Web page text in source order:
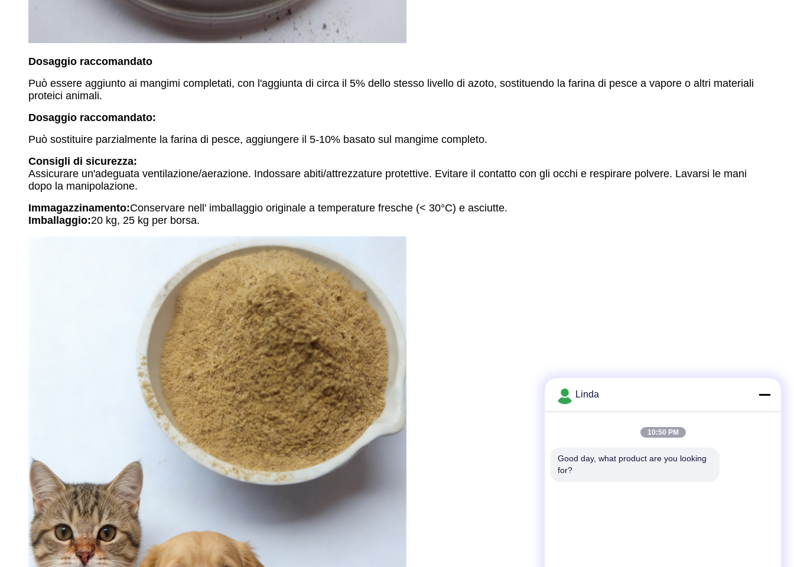
Dosaggio raccomandato
Può essere aggiunto ai mangimi completati, con l'aggiunta di circa il 5% dello stesso livello di azoto, sostituendo la farina di pesce a vapore o altri materiali
proteici animali.
Dosaggio raccomandato:
Può sostituire parzialmente la farina di pesce, aggiungere il 5-10% basato sul mangime completo.
Consigli di sicurezza:
Assicurare un'adeguata ventilazione/aerazione. Indossare abiti/attrezzature protettive. Evitare il contatto con gli occhi e respirare polvere. Lavarsi le mani
dopo la manipolazione.
Immagazzinamento:Conservare nell' imballaggio originale a temperature fresche (< 30°C) e asciutte.
Imballaggio:20 kg, 25 kg per borsa.
Linda
10:50 PM
Good day, what product are you looking
for?